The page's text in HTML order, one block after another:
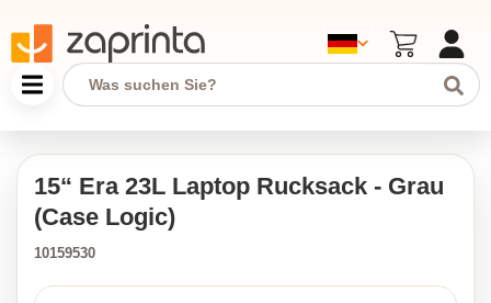
15“ Era 23L Laptop Rucksack - Grau
(Case Logic)
10159530